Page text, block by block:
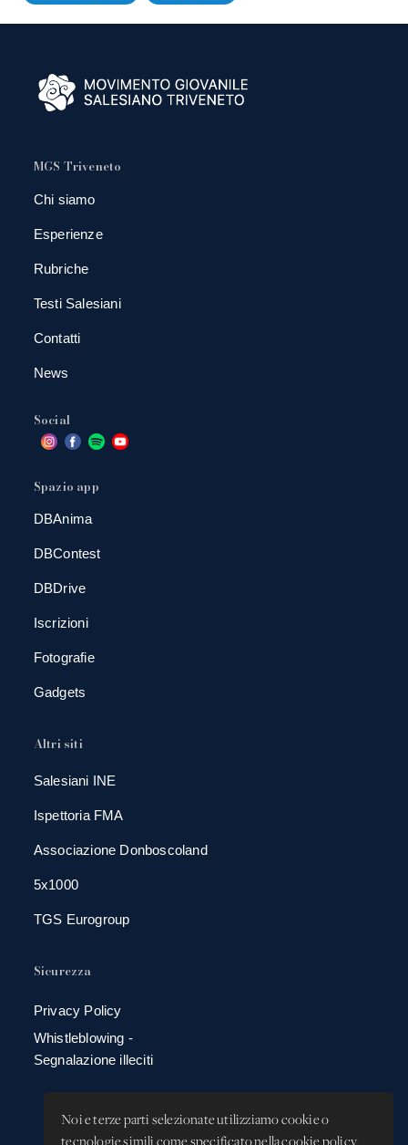
Noi e terze parti selezionate utilizziamo cookie o
MGS Triveneto
Chi siamo
Esperienze
Rubriche
Testi Salesiani
Contatti
News
Social
Spazio app
DBAnima
DBContest
DBDrive
Iscrizioni
Fotografie
Gadgets
Altri siti
Salesiani INE
Ispettoria FMA
Associazione Donboscoland
5x1000
TGS Eurogroup
Sicurezza
Privacy Policy
Whistleblowing -
Segnalazione illeciti